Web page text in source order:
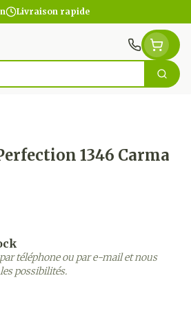
Livraison rapide
1346 Carma
téléphone ou par e-mail et nous
possibilités.